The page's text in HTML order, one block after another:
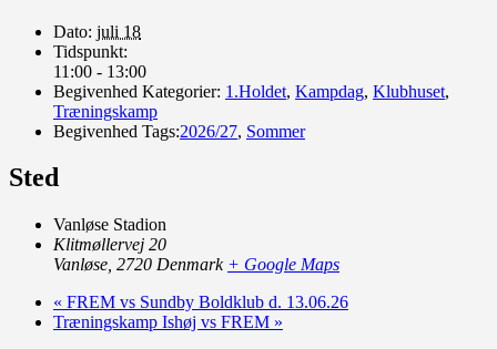
Dato: juli 18
Tidspunkt:
11:00 - 13:00
Begivenhed Kategorier: 1.Holdet, Kampdag, Klubhuset,
Træningskamp
Begivenhed Tags:2026/27, Sommer
Sted
Vanløse Stadion
Klitmøllervej 20
Vanløse 2720 Denmark + Google Maps
« FREM vs Sundby Boldklub d. 13.06.26
Træningskamp Ishøj vs FREM »